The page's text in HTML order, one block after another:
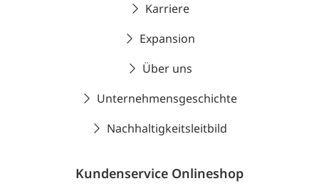
Karriere
Expansion
Über uns
Unternehmensgeschichte
Nachhaltigkeitsleitbild
Kundenservice Onlineshop